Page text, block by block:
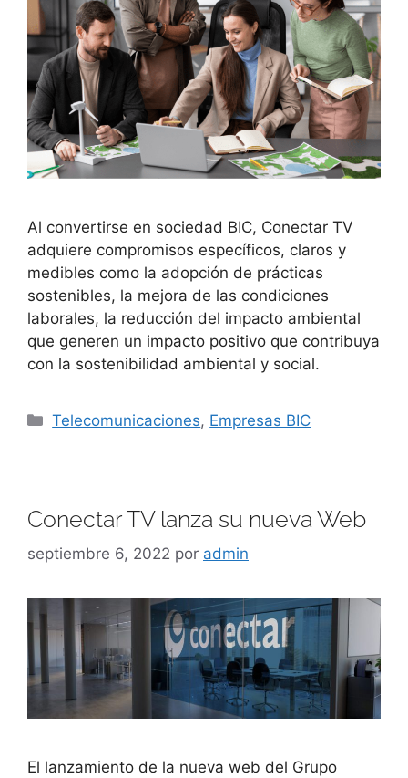
Al convertirse en sociedad BIC, Conectar TV
adquiere compromisos específicos, claros y
medibles como la adopción de prácticas
sostenibles, la mejora de las condiciones
laborales, la reducción del impacto ambiental
que generen un impacto positivo que contribuya
con la sostenibilidad ambiental y social.
Telecomunicaciones, Empresas BIC
Conectar TV lanza su nueva Web
septiembre 6, 2022 por admin
El lanzamiento de la nueva web del Grupo